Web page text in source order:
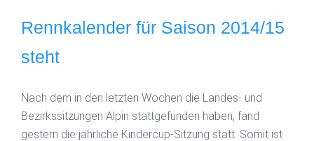
Rennkalender für Saison 2014/15
steht
Nach dem in den letzten Wochen die Landes- und
Bezirkssitzungen Alpin stattgefunden haben, fand
gestern die jährliche Kindercup-Sitzung statt. Somit ist